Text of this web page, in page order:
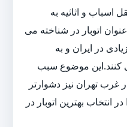
و اثاثیه به
اتوبار در شناخته می
در ایران و به
موضوع سبب
غرب تهران نیز دشوارتر
انتخاب بهترین اتوبار در